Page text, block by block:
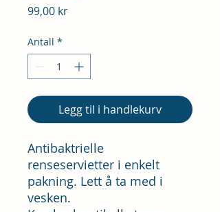
99,00 krPris
Antall *
Legg til i handlekurv
Antibaktrielle
renseservietter i enkelt
pakning. Lett å ta med i
vesken.